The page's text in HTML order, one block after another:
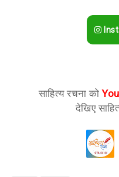
साहित्य रचना को
देखिए